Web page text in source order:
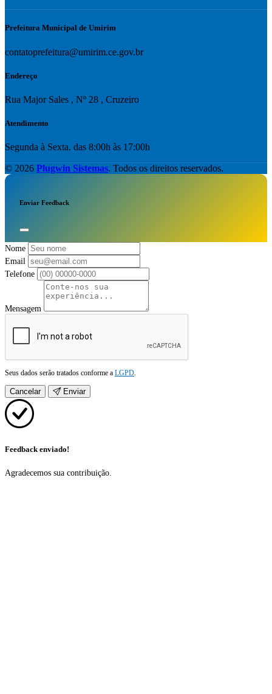
Prefeitura Municipal de Umirim
contatoprefeitura@umirim.ce.gov.br
Endereço
Rua Major Sales , Nº 28 , Cruzeiro
Atendimento
Segunda à Sexta. das 8:00h às 17:00h
© 2026 Plugwin Sistemas. Todos os direitos reservados.
Enviar Feedback
Nome
Email
Telefone
Mensagem
Seus dados serão tratados conforme a LGPD.
Cancelar Enviar
Feedback enviado!
Agradecemos sua contribuição.